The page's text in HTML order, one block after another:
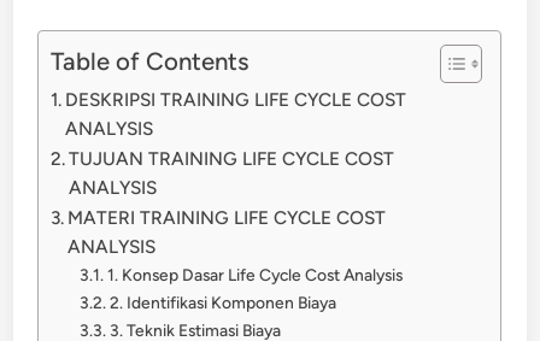
Table of Contents
DESKRIPSI TRAINING LIFE CYCLE COST
ANALYSIS
TUJUAN TRAINING LIFE CYCLE COST
ANALYSIS
MATERI TRAINING LIFE CYCLE COST
ANALYSIS
1. Konsep Dasar Life Cycle Cost Analysis
2. Identifikasi Komponen Biaya
3. Teknik Estimasi Biaya